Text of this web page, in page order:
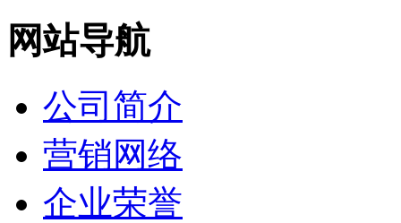
网站导航
公司简介
营销网络
企业荣誉